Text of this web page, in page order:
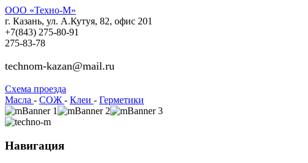
ООО «Техно-М»
г. Казань, ул. А.Кутуя, 82, офис 201
+7(843) 275-80-91
275-83-78
technom-kazan@mail.ru
Cхема проезда
Масла - СОЖ - Клеи - Герметики
Навигация